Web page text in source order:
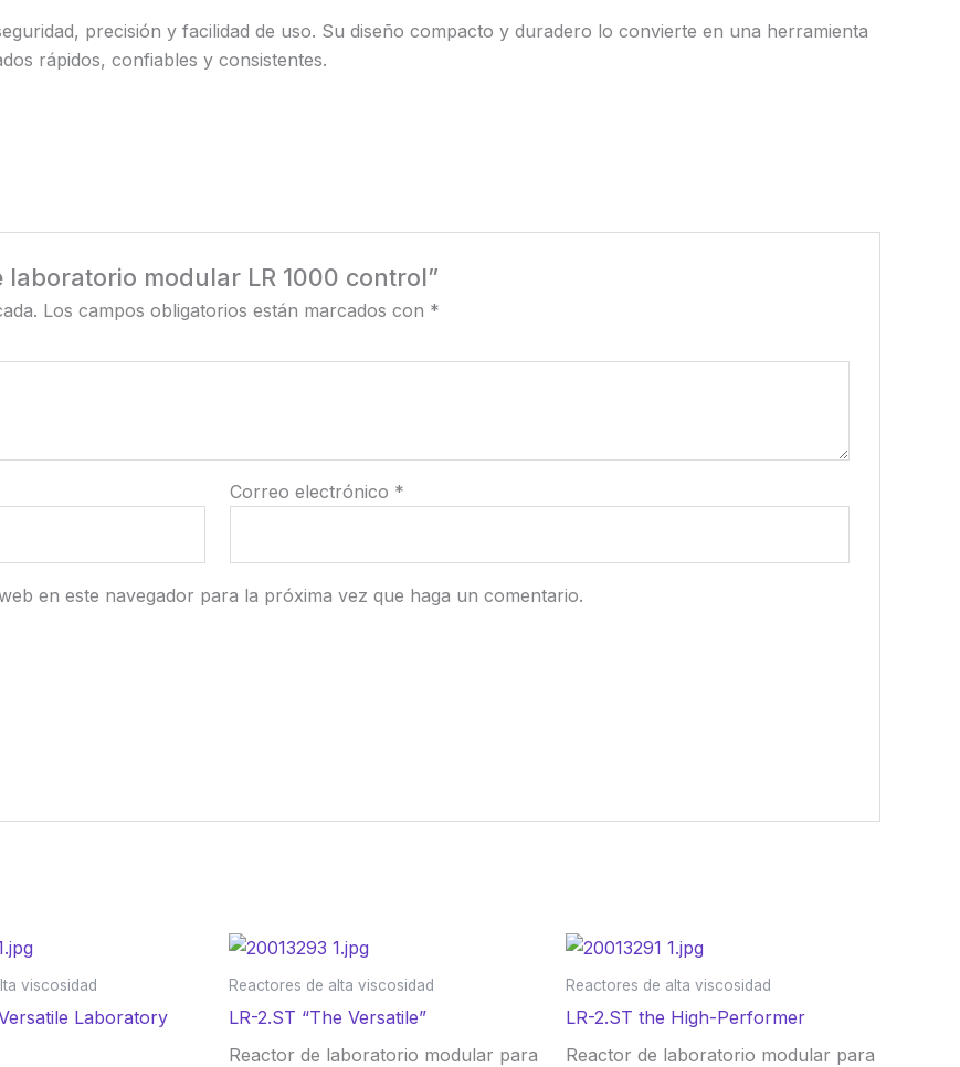
precisión y facilidad de uso. Su diseño compacto y duradero lo convierte en una herramienta
rápidos, confiables y consistentes.
modular LR 1000 control”
Los campos obligatorios están marcados con *
Correo electrónico *
en este navegador para la próxima vez que haga un comentario.
viscosidad
Laboratory
Reactores de alta viscosidad
LR-2.ST “The Versatile”
Reactor de laboratorio modular para
Reactores de alta viscosidad
LR-2.ST the High-Performer
Reactor de laboratorio modular para